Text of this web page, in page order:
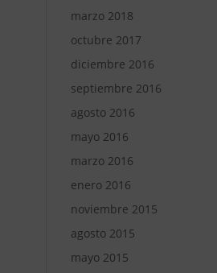
marzo 2018
octubre 2017
diciembre 2016
septiembre 2016
agosto 2016
mayo 2016
marzo 2016
enero 2016
noviembre 2015
agosto 2015
mayo 2015